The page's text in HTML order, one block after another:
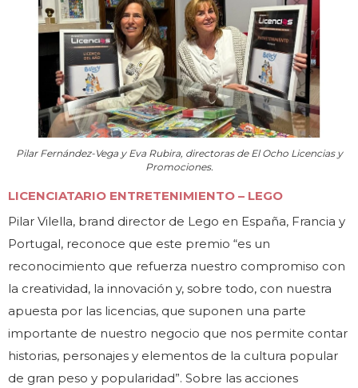
Pilar Fernández-Vega y Eva Rubira, directoras de El Ocho Licencias y
Promociones.
LICENCIATARIO ENTRETENIMIENTO – LEGO
Pilar Vilella, brand director de Lego en España, Francia y
Portugal, reconoce que este premio “es un
reconocimiento que refuerza nuestro compromiso con
la creatividad, la innovación y, sobre todo, con nuestra
apuesta por las licencias, que suponen una parte
importante de nuestro negocio que nos permite contar
historias, personajes y elementos de la cultura popular
de gran peso y popularidad”. Sobre las acciones